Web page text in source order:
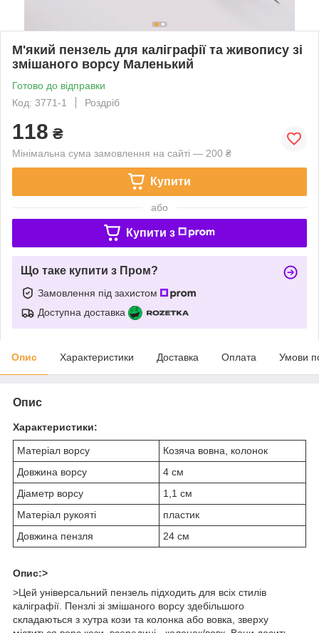
М'який пензель для каліграфії та живопису зі
змішаного ворсу Маленький
Готово до відправки
Код: 3771-1
Роздріб
118 ₴
Мінімальна сума замовлення на сайті — 200 ₴
Купити
або
Купити з
Що таке купити з Пром?
Замовлення під захистом
Доступна доставка
Опис Характеристики Доставка Оплата Умови
Опис
Характеристики:
Матеріал ворсу
Козяча вовна, колонок
Довжина ворсу
4 см
Діаметр ворсу
1,1 см
Матеріал рукояті
пластик
Довжина пензля
24 см
Опис:>
>Цей універсальний пензель підходить для всіх стилів
каліграфії. Пензлі зі змішаного ворсу здебільшого
складаються з хутра кози та колонка або вовка, зверху